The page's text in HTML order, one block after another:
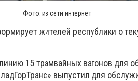
Фото: из сети интернет
жителей республики о
15 трамвайных вагонов для
выпустил для